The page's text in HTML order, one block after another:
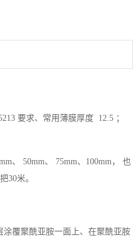
要求、常用薄膜厚度 12.5 ；
、 75mm、100mm， 也
30米。
覆聚酰亚胺一面上、在聚酰亚胺